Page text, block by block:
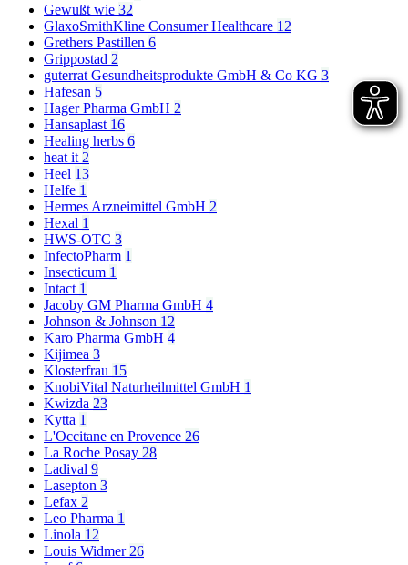
Gewußt wie 32
GlaxoSmithKline Consumer Healthcare 12
Grethers Pastillen 6
Grippostad 2
guterrat Gesundheitsprodukte GmbH & Co KG 3
Hafesan 5
Hager Pharma GmbH 2
Hansaplast 16
Healing herbs 6
heat it 2
Heel 13
Helfe 1
Hermes Arzneimittel GmbH 2
Hexal 1
HWS-OTC 3
InfectoPharm 1
Insecticum 1
Intact 1
Jacoby GM Pharma GmbH 4
Johnson & Johnson 12
Karo Pharma GmbH 4
Kijimea 3
Klosterfrau 15
KnobiVital Naturheilmittel GmbH 1
Kwizda 23
Kytta 1
L'Occitane en Provence 26
La Roche Posay 28
Ladival 9
Lasepton 3
Lefax 2
Leo Pharma 1
Linola 12
Louis Widmer 26